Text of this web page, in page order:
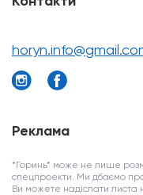
Реклама
*Горинь* може не лише
спецпроекти. Ми дбаємо
Ви можете надіслати